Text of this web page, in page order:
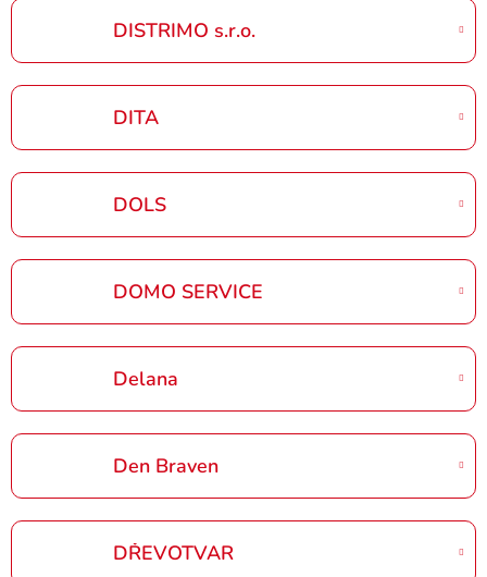
DISTRIMO s.r.o.
DITA
DOLS
DOMO SERVICE
Delana
Den Braven
DŘEVOTVAR